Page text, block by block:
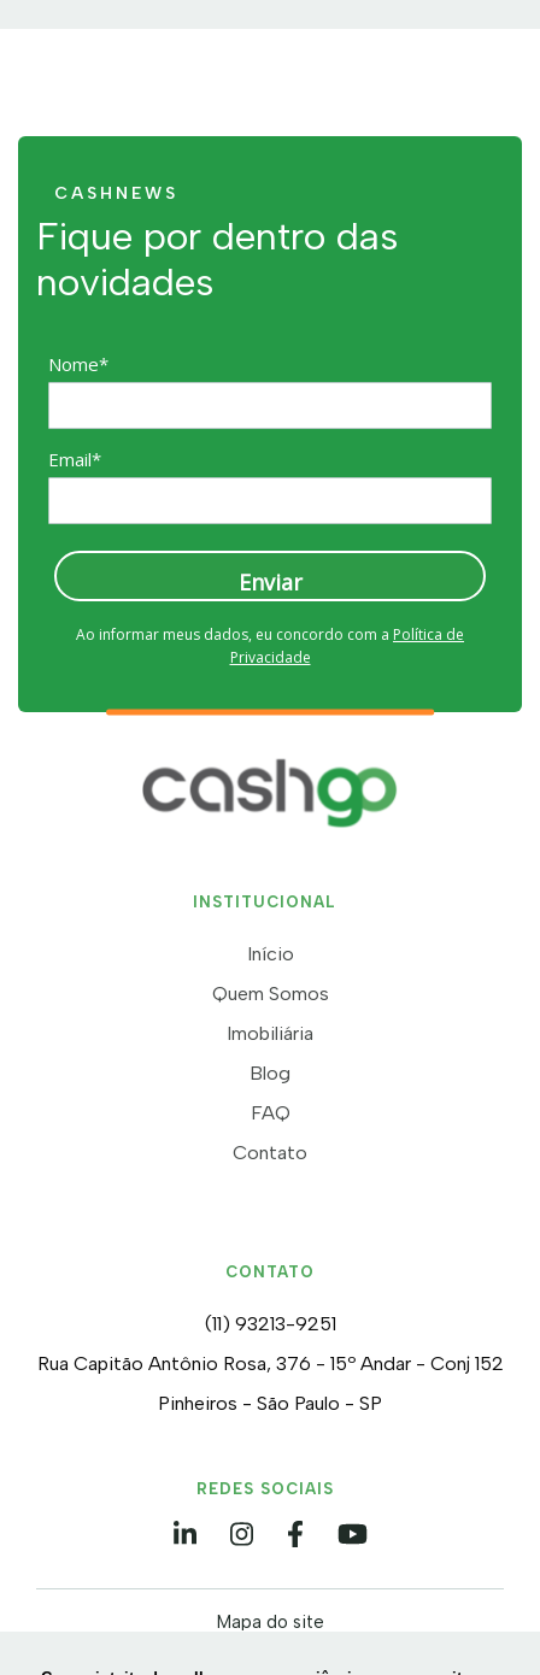
CASHNEWS
Fique por dentro das
novidades
Nome*
Email*
Enviar
Ao informar meus dados, eu concordo com a Política de
Privacidade
INSTITUCIONAL
Início
Quem Somos
Imobiliária
Blog
FAQ
Contato
REDES SOCIAIS
CONTATO
(11) 93213-9251
Rua Capitão Antônio Rosa, 376 - 15º Andar - Conj 152
Pinheiros - São Paulo - SP
Mapa do site